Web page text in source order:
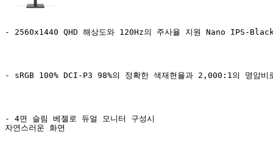
- 2560x1440 QHD 해상도와 120Hz의 주사율 지원 Nano IPS-
- sRGB 100% DCI-P3 98%의 정확한 색재현율과 2,000:1의 명암비
- 4면 슬림 베젤로 듀얼 모니터 구성시
자연스러운 화면